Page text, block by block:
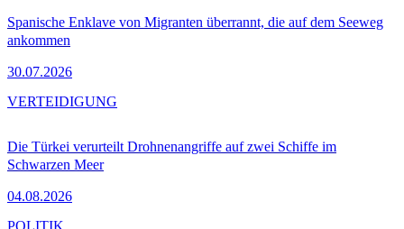
Spanische Enklave von Migranten überrannt, die auf dem Seeweg
ankommen
30.07.2026
Die Türkei verurteilt Drohnenangriffe auf zwei Schiffe im
Schwarzen Meer
04.08.2026
VERTEIDIGUNG
POLITIK